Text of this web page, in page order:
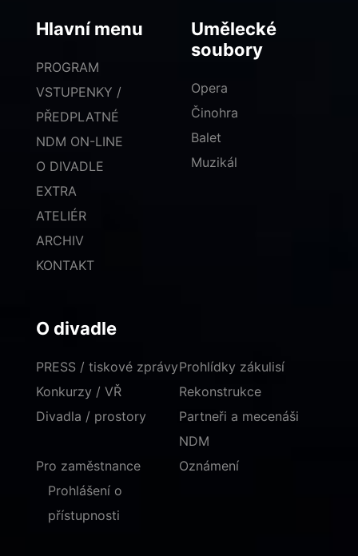
Hlavní menu
PROGRAM
VSTUPENKY /
PŘEDPLATNÉ
NDM ON-LINE
O DIVADLE
EXTRA
ATELIÉR
ARCHIV
KONTAKT
Umělecké
soubory
Opera
Činohra
Balet
Muzikál
O divadle
PRESS / tiskové zprávy
Konkurzy / VŘ
Divadla / prostory
Prohlídky zákulisí
Rekonstrukce
Partneři a mecenáši
NDM
Pro zaměstnance
Oznámení
Prohlášení o
přístupnosti